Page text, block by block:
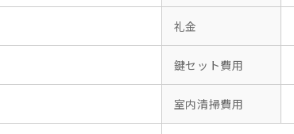
礼金
鍵セット費用
室内清掃費用